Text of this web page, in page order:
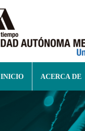
INICIO ACERCA DE